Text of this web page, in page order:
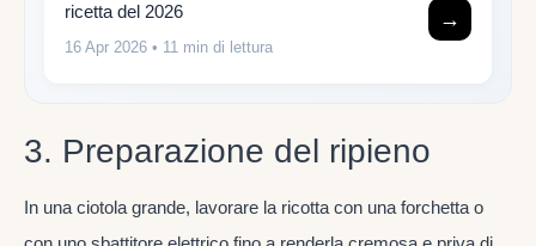
ricetta del 2026
16 Apr 2026 • 11 min di lettura
→
3. Preparazione del ripieno
In una ciotola grande, lavorare la ricotta con una forchetta o